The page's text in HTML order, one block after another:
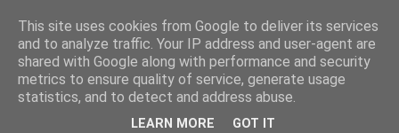
This site uses cookies from Google to deliver its services
and to analyze traffic. Your IP address and user-agent are
shared with Google along with performance and security
metrics to ensure quality of service, generate usage
statistics, and to detect and address abuse.
LEARN MORE GOT IT